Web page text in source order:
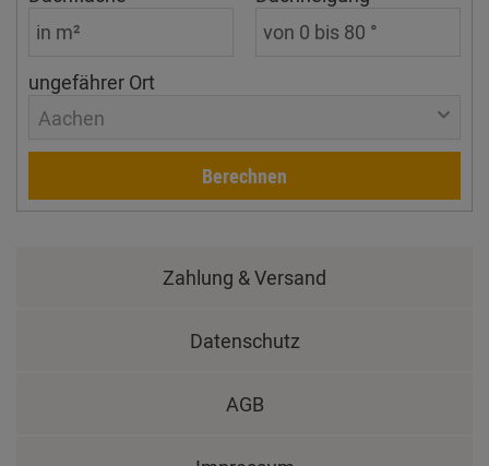
ungefährer Ort
Aachen
Berechnen
Zahlung & Versand
Datenschutz
AGB